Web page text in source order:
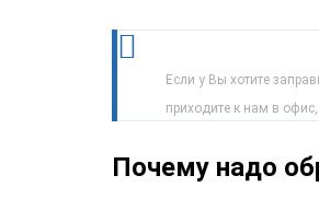
Если у Вы хотите
приходите к нам в
Почему надо